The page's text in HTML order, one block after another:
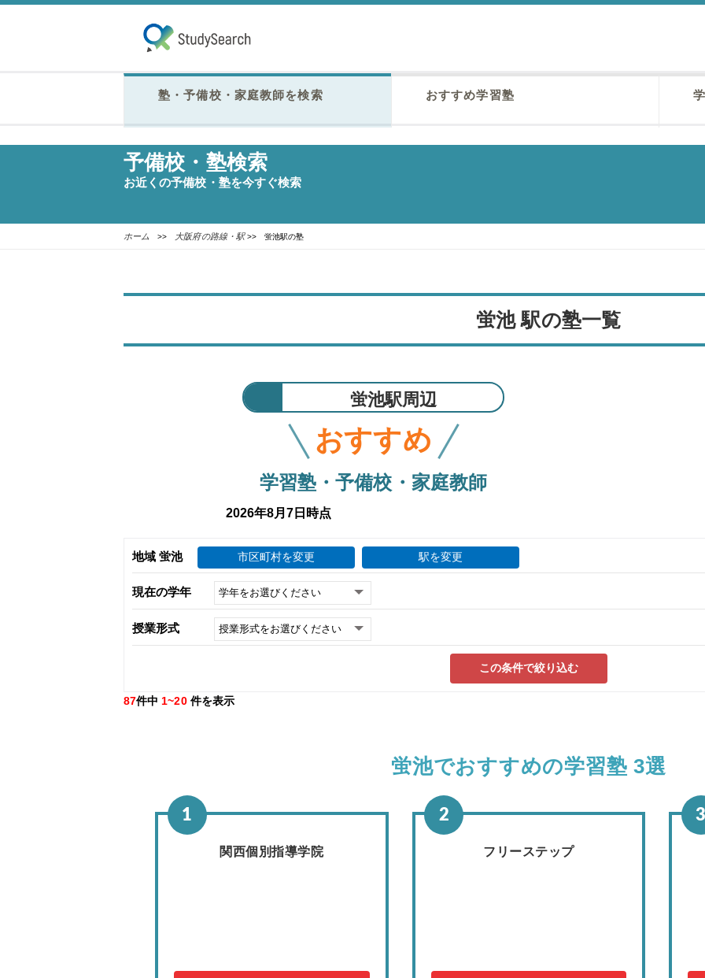
塾・予備校・家庭教師を検索 おすすめ学習塾
予備校・塾検索
お近くの予備校・塾を今すぐ検索
ホーム >> 大阪府の路線・駅>> 蛍池駅の塾
蛍池 駅の塾一覧
蛍池駅周辺
おすすめ
学習塾・予備校・家庭教師
2026年8月7日時点
地域 蛍池 市区町村を変更 駅を変更
現在の学年
授業形式
この条件で絞り込む
87件中 1~20 件を表示
蛍池でおすすめの学習塾 3選
関西個別指導学院 フリーステップ